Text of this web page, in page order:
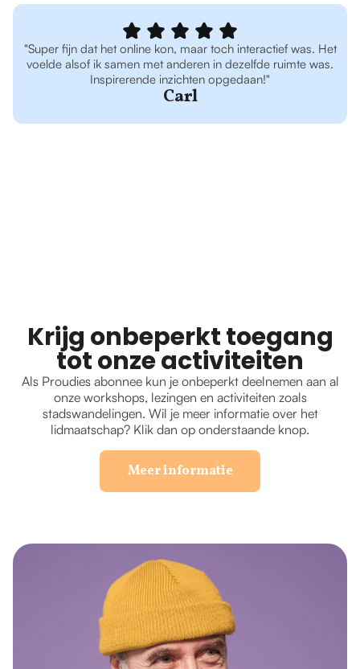
"Super fijn dat het online kon, maar toch interactief was. Het
voelde alsof ik samen met anderen in dezelfde ruimte was.
Inspirerende inzichten opgedaan!"
Carl
Krijg onbeperkt toegang
tot onze activiteiten
Als Proudies abonnee kun je onbeperkt deelnemen aan al
onze workshops, lezingen en activiteiten zoals
stadswandelingen. Wil je meer informatie over het
lidmaatschap? Klik dan op onderstaande knop.
Meer informatie